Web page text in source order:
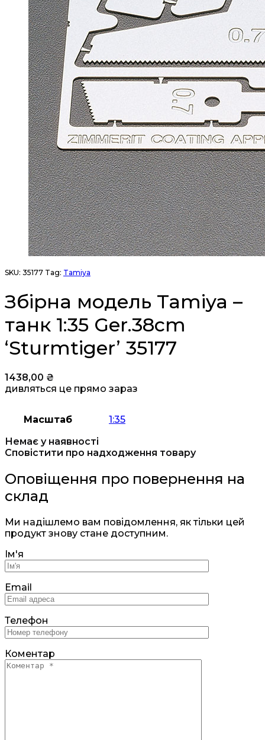
SKU: 35177 Tag: Tamiya
Збірна модель Tamiya –
танк 1:35 Ger.38cm
‘Sturmtiger’ 35177
1438,00 ₴
дивляться це прямо зараз
Масштаб
1:35
Немає у наявності
Сповістити про надходження товару
Оповіщення про повернення на
склад
Ми надішлемо вам повідомлення, як тільки цей
продукт знову стане доступним.
Ім'я
Email
Телефон
Коментар